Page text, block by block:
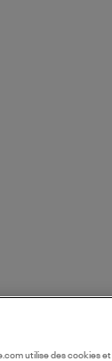
utilise des cookies